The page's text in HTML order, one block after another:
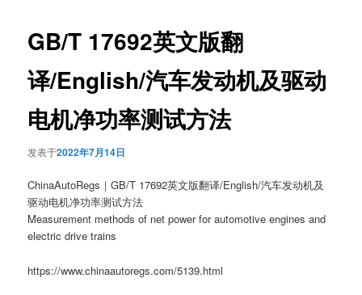
GB/T 17692英文版翻
译/English/汽车发动机及驱动
电机净功率测试方法
发表于2022年7月14日
ChinaAutoRegs｜GB/T 17692英文版翻译/English/汽车发动机及
驱动电机净功率测试方法
Measurement methods of net power for automotive engines and
electric drive trains
https://www.chinaautoregs.com/5139.html